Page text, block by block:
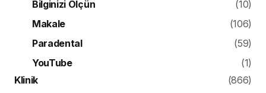
Bilginizi Ölçün
(10)
Makale
(106)
Paradental
(59)
YouTube
(1)
Klinik
(866)